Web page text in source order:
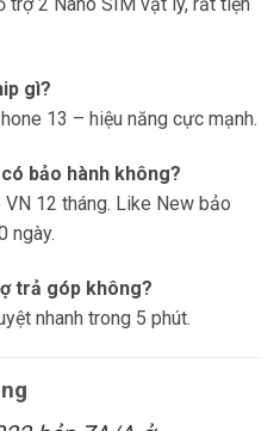
gì?
13 – hiệu năng cực mạnh.
bảo hành không?
12 tháng. Like New bảo
ngày.
trả góp không?
nhanh trong 5 phút.